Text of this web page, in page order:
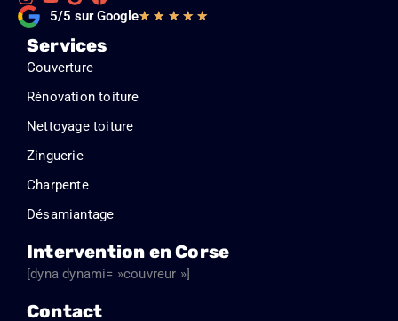
5/5 sur Google★ ★ ★ ★ ★Noté
Services
Couverture
Rénovation toiture
Nettoyage toiture
Zinguerie
Charpente
Désamiantage
Intervention en Corse
[dyna dynami= »couvreur »]
Contact